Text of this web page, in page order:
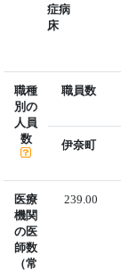
症病
床
職種
別の
人員
数
職員数
伊奈町
医療
機関
の医
師数
（常
239.00